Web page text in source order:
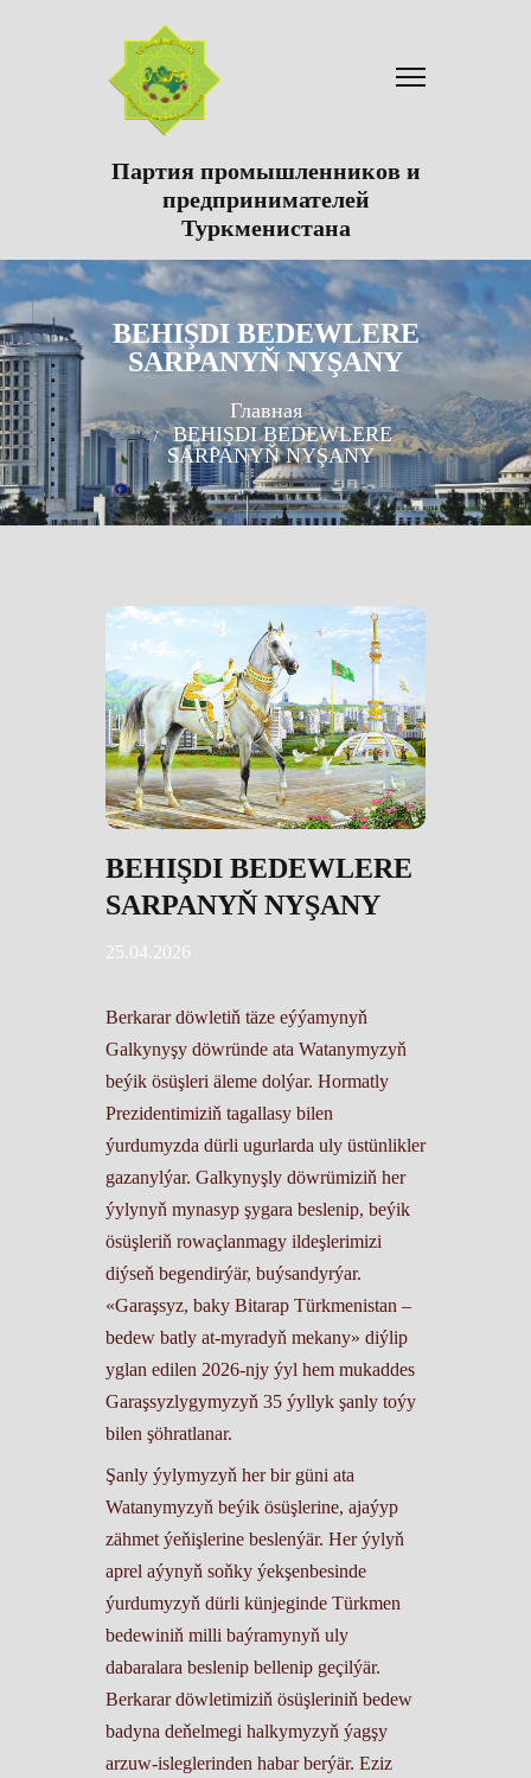
Партия промышленников и
предпринимателей
Туркменистана
BEHIŞDI BEDEWLERE
SARPANYŇ NYŞANY
Главная
BEHIŞDI BEDEWLERE
SARPANYŇ NYŞANY
BEHIŞDI BEDEWLERE
SARPANYŇ NYŞANY
25.04.2026
Berkarar döwletiň täze eýýamynyň
Galkynyşy döwründe ata Watanymyzyň
beýik ösüşleri äleme dolýar. Hormatly
Prezidentimiziň tagallasy bilen
ýurdumyzda dürli ugurlarda uly üstünlikler
gazanylýar. Galkynyşly döwrümiziň her
ýylynyň mynasyp şygara beslenip, beýik
ösüşleriň rowaçlanmagy ildeşlerimizi
diýseň begendirýär, buýsandyrýar.
«Garaşsyz, baky Bitarap Türkmenistan –
bedew batly at-myradyň mekany» diýlip
yglan edilen 2026-njy ýyl hem mukaddes
Garaşsyzlygymyzyň 35 ýyllyk şanly toýy
bilen şöhratlanar.
Şanly ýylymyzyň her bir güni ata
Watanymyzyň beýik ösüşlerine, ajaýyp
zähmet ýeňişlerine beslenýär. Her ýylyň
aprel aýynyň soňky ýekşenbesinde
ýurdumyzyň dürli künjeginde Türkmen
bedewiniň milli baýramynyň uly
dabaralara beslenip bellenip geçilýär.
Berkarar döwletimiziň ösüşleriniň bedew
badyna deňelmegi halkymyzyň ýagşy
arzuw-isleglerinden habar berýär. Eziz